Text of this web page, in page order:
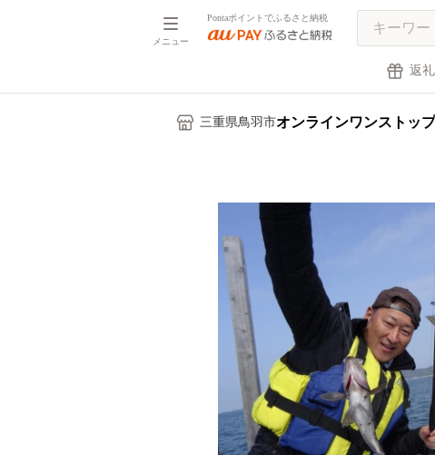
メニュー
Pontaポイントでふるさと納税
返
三重県鳥羽市オンラインワンストッ